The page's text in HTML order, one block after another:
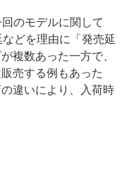
のモデルに関して
どを理由に「発売延
複数あった一方で、
売する例もあった
違いにより、入荷時